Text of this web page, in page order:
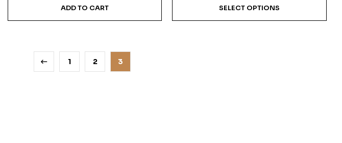
ADD TO CART SELECT OPTIONS
1 2 3